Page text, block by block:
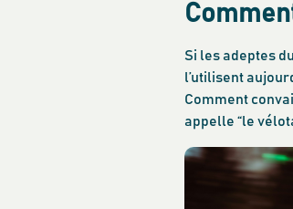
Si les adeptes
l’utilisent
Comment
appelle “le